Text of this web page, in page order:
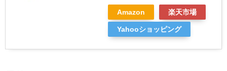
Amazon 楽天市場
Yahooショッピング